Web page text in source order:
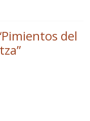
Pimientos del
”